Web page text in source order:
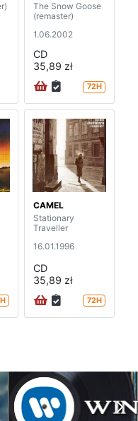
The Snow Goose
(remaster)
1.06.2002
CD
35,89 zł
72H
CAMEL
Stationary
Traveller
16.01.1996
CD
35,89 zł
72H